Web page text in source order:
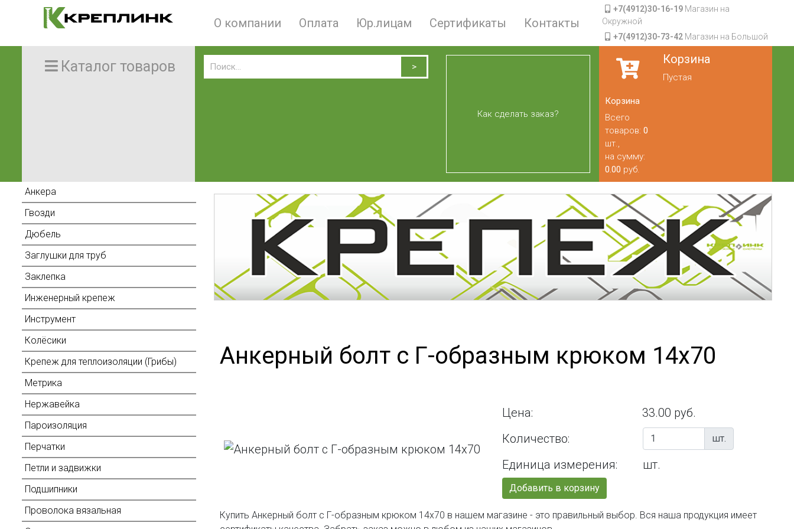
О компании Оплата Юр.лицам Сертификаты Контакты
+7(4912)30-16-19Магазин на
Окружной
+7(4912)30-73-42Магазин на Большой
Каталог товаров
Как сделать заказ?
Корзина
Пустая
Корзина
Всего
товаров: 0
шт.,
на сумму:
0.00 руб.
Анкера
Гвозди
Дюбель
Заглушки для труб
Заклепка
Инженерный крепеж
Инструмент
Колёсики
Крепеж для теплоизоляции (Грибы)
Метрика
Нержавейка
Пароизоляция
Перчатки
Петли и задвижки
Подшипники
Проволока вязальная
Анкерный болт с Г-образным крюком 14х70
Цена:
33.00 руб.
Количество:
шт.
Единица измерения: шт.
Добавить в корзину
Купить Анкерный болт с Г-образным крюком 14х70 в нашем магазине - это правильный выбор. Вся наша продукция имеет